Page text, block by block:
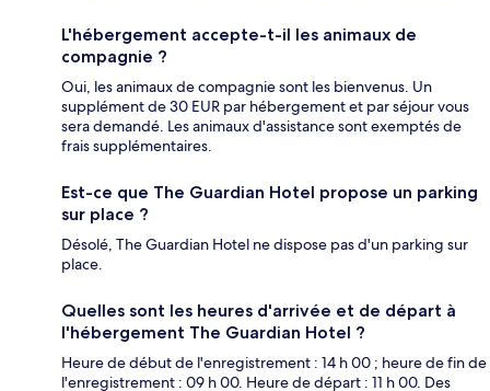
L'hébergement accepte-t-il les animaux de
compagnie ?
Oui, les animaux de compagnie sont les bienvenus. Un
supplément de 30 EUR par hébergement et par séjour vous
sera demandé. Les animaux d'assistance sont exemptés de
frais supplémentaires.
Est-ce que The Guardian Hotel propose un parking
sur place ?
Désolé, The Guardian Hotel ne dispose pas d'un parking sur
place.
Quelles sont les heures d'arrivée et de départ à
l'hébergement The Guardian Hotel ?
Heure de début de l'enregistrement : 14 h 00 ; heure de fin de
l'enregistrement : 09 h 00. Heure de départ : 11 h 00. Des